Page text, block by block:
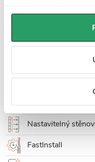
můžeme používat
personalizovanou
osobní údaje najdete na
Detailní popis
Nastavitelný
FastInstall